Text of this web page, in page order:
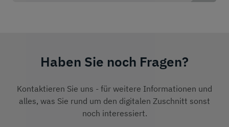
Haben Sie noch Fragen?
Kontaktieren Sie uns - für weitere Informationen und
alles, was Sie rund um den digitalen Zuschnitt sonst
noch interessiert.